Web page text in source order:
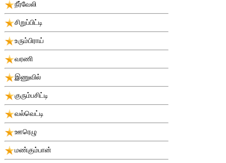
நீர்வேலி
சிறுப்பிட்டி
உரும்பிராய்
வரணி
இணுவில்
குரும்பசிட்டி
வல்வெட்டி
ஊரெழு
மண்கும்பான்